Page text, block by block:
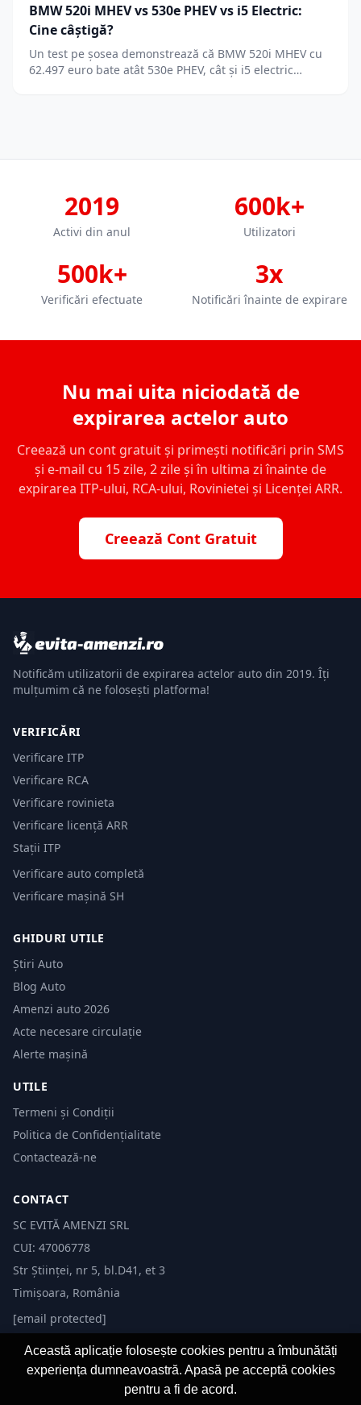
BMW 520i MHEV vs 530e PHEV vs i5 Electric:
Cine câștigă?
Un test pe șosea demonstrează că BMW 520i MHEV cu
62.497 euro bate atât 530e PHEV, cât și i5 electric…
2019
Activi din anul
600k+
Utilizatori
500k+
Verificări efectuate
3x
Notificări înainte de expirare
Nu mai uita niciodată de
expirarea actelor auto
Creează un cont gratuit și primești notificări prin SMS
și e-mail cu 15 zile, 2 zile și în ultima zi înainte de
expirarea ITP-ului, RCA-ului, Rovinietei și Licenței ARR.
Creează Cont Gratuit
Notificăm utilizatorii de expirarea actelor auto din 2019. Îți
mulțumim că ne folosești platforma!
VERIFICĂRI
Verificare ITP
Verificare RCA
Verificare rovinieta
Verificare licență ARR
Stații ITP
Verificare auto completă
Verificare mașină SH
GHIDURI UTILE
Știri Auto
Blog Auto
Amenzi auto 2026
Acte necesare circulație
Alerte mașină
UTILE
Termeni și Condiții
Politica de Confidențialitate
Contactează-ne
CONTACT
SC EVITĂ AMENZI SRL
CUI: 47006778
Str Științei, nr 5, bl.D41, et 3
Timișoara, România
[email protected]
Această aplicație folosește cookies pentru a îmbunătăți
experiența dumneavoastră. Apasă pe acceptă cookies
pentru a fi de acord.